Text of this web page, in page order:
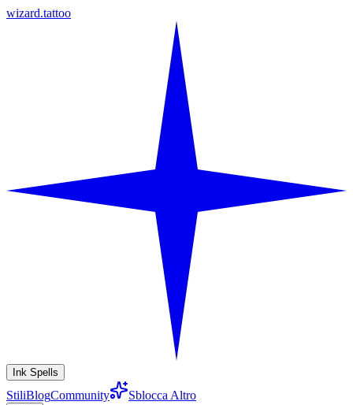
wizard.tattoo
Ink Spells
StiliBlogCommunity Sblocca Altro